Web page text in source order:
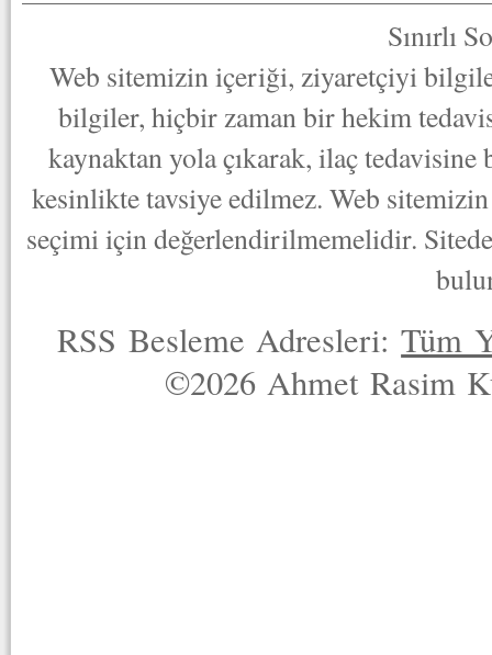
Sınırlı
Web sitemizin içeriği, ziyaretçiyi
bilgiler, hiçbir zaman bir hekim
kaynaktan yola çıkarak, ilaç
kesinlikte tavsiye edilmez. Web
seçimi için değerlendirilmemelidir.
RSS Besleme Adresleri:Tüm
©2026 Ahmet Rasim